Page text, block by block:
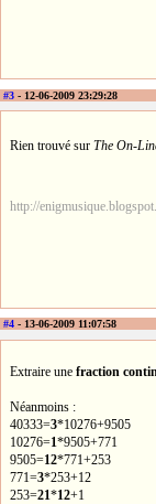
#3 - 12-06-2009 23:29:28
Rien trouvé sur The On-
http://
#4 - 13-06-2009 11:07:58
Extraire une fraction
Néanmoins :
40333=3*10276+9505
10276=1*9505+771
9505=12*771+253
771=3*253+12
253=21*12+1